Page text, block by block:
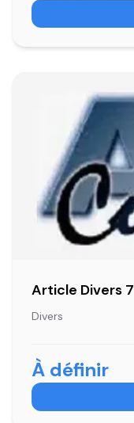
Article Divers 7
Divers
À définir